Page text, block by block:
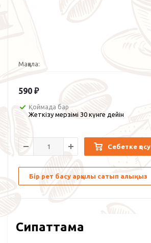
Мақала:
590 ₽
Қоймада бар
Жеткізу мерзімі 30 күнге дейін
Себетке қосу
Бір рет басу арқылы сатып алыңыз
Сипаттама